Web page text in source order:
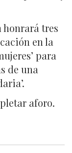
honrará tres
en la
para
de una
aforo.